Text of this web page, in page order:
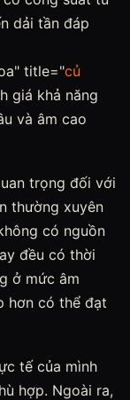
dải tần đáp
title="củ
giá khả năng
và âm cao
trọng đối với
thường xuyên
có nguồn
đều có thời
ở mức âm
hơn có thể đạt
tế của mình
hợp. Ngoài ra,